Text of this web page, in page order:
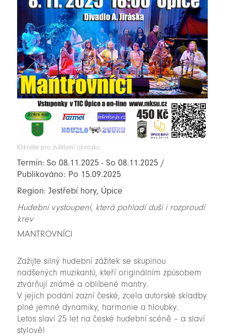
Klikněte pro zvětšení obrázku.
Termín: So 08.11.2025 - So 08.11.2025 /
Publikováno: Po 15.09.2025
Region: Jestřebí hory, Úpice
Hudební vystoupení, která pohladí duši i rozproudí
krev
MANTROVNÍCI
Zažijte silný hudební zážitek se skupinou
nadšených muzikantů, kteří originálním způsobem
ztvárňují známé a oblíbené mantry.
V jejich podání zazní české, zcela autorské skladby
plné jemné dynamiky, harmonie a hloubky.
Letos slaví 25 let na české hudební scéně – a slaví
stylově!